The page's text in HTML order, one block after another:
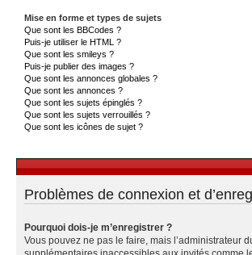
Mise en forme et types de sujets
Que sont les BBCodes ?
Puis-je utiliser le HTML ?
Que sont les smileys ?
Puis-je publier des images ?
Que sont les annonces globales ?
Que sont les annonces ?
Que sont les sujets épinglés ?
Que sont les sujets verrouillés ?
Que sont les icônes de sujet ?
Problèmes de connexion et
Pourquoi dois-je m’enregistrer ?
Vous pouvez ne pas le faire, mais l’administrateur